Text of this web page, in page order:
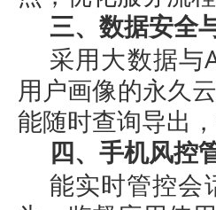
三、数据安全
采用大数据与
用户画像的永久
能随时查询导出
四、手机风控
能实时管控会